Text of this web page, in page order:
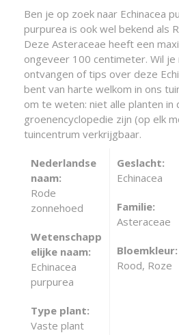
Ben je op zoek naar Echinacea
purpurea is ook wel bekend als
Deze Asteraceae heeft een
ongeveer 100 centimeter. Wil
ontvangen of tips over deze
bent van harte welkom in ons
om te weten: niet alle planten in
groenencyclopedie zijn (op elk
tuincentrum verkrijgbaar.
Nederlandse
naam:
Rode
zonnehoed
Wetenschapp
elijke naam:
Echinacea
purpurea
Type plant:
Vaste plant
Geslacht:
Echinacea
Familie:
Asteraceae
Bloemkleur:
Rood, Roze